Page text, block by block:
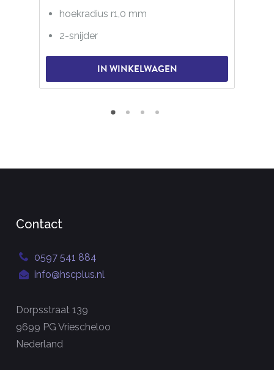
hoekradius r1,0 mm
2-snijder
IN WINKELWAGEN
Contact
0597 541 884
info@hscplus.nl
Dorpsstraat 139
9699 PG Vriescheloo
Nederland